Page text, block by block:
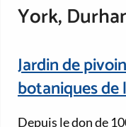
York,
Jardin de
botaniques de
Depuis le don de